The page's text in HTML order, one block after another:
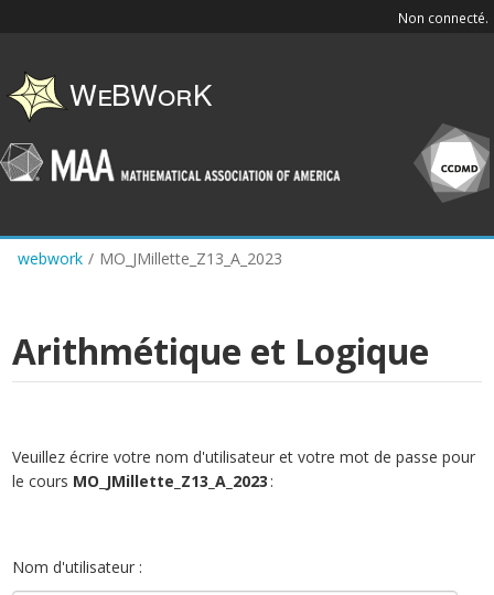
content
Non connecté.
webwork / MO_JMillette_Z13_A_2023
Arithmétique et Logique
Veuillez écrire votre nom d'utilisateur et votre mot de passe pour
le cours MO_JMillette_Z13_A_2023 :
Nom d'utilisateur :